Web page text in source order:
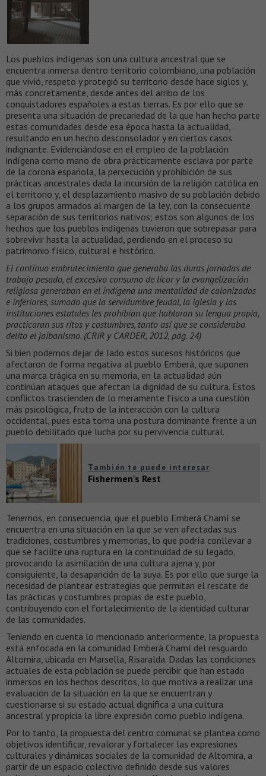
Los pueblos indígenas son una cultura ancestral que se
encuentra inmersa dentro territorio colombiano, una población
que vivió, respeto y protegió su territorio desde hace siglos y,
más concretamente, desde antes del arribo de los
conquistadores españoles a estas tierras. Es por ello que se
presenta una situación de precariedad de la que han hecho parte
estas comunidades desde esa época hasta la actualidad,
resultando en un hecho desconsolador y en ciertos casos
indignante. Evidenciándose en el empleo de la población
indígena como mano de obra prácticamente esclava por parte
de la corona española, la persecución y prohibición de sus
prácticas ancestrales dada la incursión de la religión católica en
el territorio y, el desplazamiento masivo de su población debido
a los grupos armados al margen de la ley, con la consecuente
separación de sus territorios nativos; estos son algunos de los
hechos que los pueblos indígenas tuvieron que sobrepasar para
sobrevivir hasta la actualidad, perdiendo en el proceso su
patrimonio físico, cultural e histórico.
El continuo embrutecimiento que generaba las duras jornadas de
trabajo pesado, el excesivo consumo de licor y la evangelización
religiosa generaban en el indígena una mentalidad de colonizados
e inferiores, sumado que la servidumbre feudal, la iglesia y las
instituciones estatales les prohibían que hablaran su lengua propia,
practicaran sus ritos y costumbres, tanto así que se consideraba
delito el jaibanismo. (CRIR y CARDER, 2012, pág. 24)
Si bien podemos dejar de lado estos sucesos históricos que
afectaron de forma negativa al pueblo Emberá, que suponen
una marca trágica en su memoria, en la actualidad aún
continúan ataques que afectan la dignidad de su cultura. Estos
conflictos trascienden de lo meramente físico a una cuestión
más psicológica, fruto de la interacción con la cultura
occidental, pues esta toma una postura dominante frente a un
pueblo debilitado que lucha por su pervivencia cultural.
También te puede interesar
Fishermen's Rest
Tenemos, en consecuencia, que el pueblo Emberá Chamí se
encuentra en una situación en la que se ven afectadas sus
tradiciones, costumbres y memorias, lo que podría conllevar a
que se facilite una ruptura en la continuidad de su legado,
provocando la asimilación de una cultura ajena y, por
consiguiente, la desaparición de la suya. Es por ello que surge la
necesidad de plantear estrategias que permitan el rescate de
las prácticas y costumbres propias de este pueblo,
contribuyendo con el fortalecimiento de la identidad culturar
de las comunidades.
Teniendo en cuenta lo mencionado anteriormente, la propuesta
está enfocada en la comunidad Emberá Chamí del resguardo
Altomira, ubicada en Marsella, Risaralda. Dadas las condiciones
actuales de esta población se puede percibir que han estado
inmersos en los hechos descritos, lo que motiva a realizar una
evaluación de la situación en la que se encuentran y
cuestionarse si su estado actual dignifica a una cultura
ancestral y propicia la libre expresión como pueblo indígena.
Por lo tanto, la propuesta del centro comunal se plantea como
objetivos identificar, revalorar y fortalecer las expresiones
culturales y dinámicas sociales de la comunidad de Altomira, a
partir de un espacio colectivo definido desde sus valores